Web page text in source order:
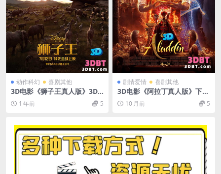
动作科幻 喜剧其他
3D电影《狮子王真人版》3D
电影 下载 左右格式 3D版 百度
网盘 下载
1 年前 5
剧情爱情 喜剧其他
3D电影《阿拉丁真人版》下载
左右格式 3D 版 网盘下载
10 月前 5